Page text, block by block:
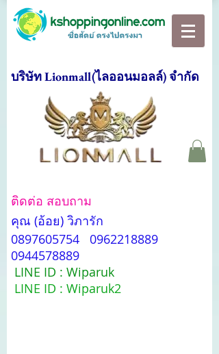
บริษัท Lionmall(ไลออนมอลล์) จำกัด
ติดต่อ สอบถาม
คุณ (อ้อย) วิภารัก
0897605754
0962218889
0944578889
LINE ID : Wiparuk
LINE ID : Wiparuk2